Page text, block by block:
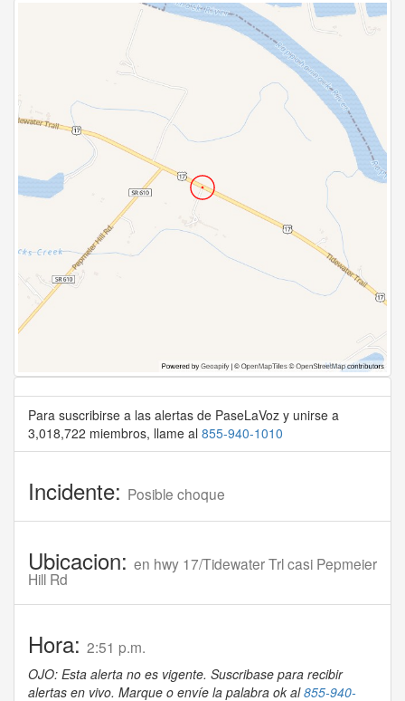
Para suscribirse a las alertas de PaseLaVoz y unirse a
3,018,722 miembros, llame al 855-940-1010
Incidente: Posible choque
Ubicacion: en hwy 17/Tidewater Trl casi Pepmeier
Hill Rd
Hora: 2:51 p.m.
OJO: Esta alerta no es vigente. Suscribase para recibir
alertas en vivo. Marque o envíe la palabra ok al855-940-